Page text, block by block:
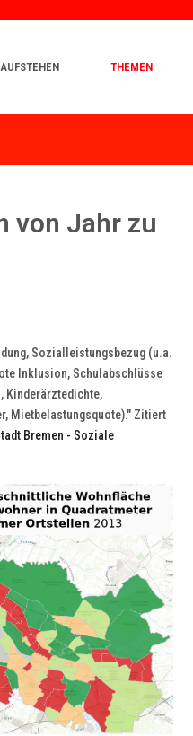
AUFSTEHEN THEMEN
von Jahr zu
Sozialleistungsbezug (u.a.
Inklusion, Schulabschlüsse
Kinderärztedichte,
Mietbelastungsquote)." Zitiert
Bremen - Soziale